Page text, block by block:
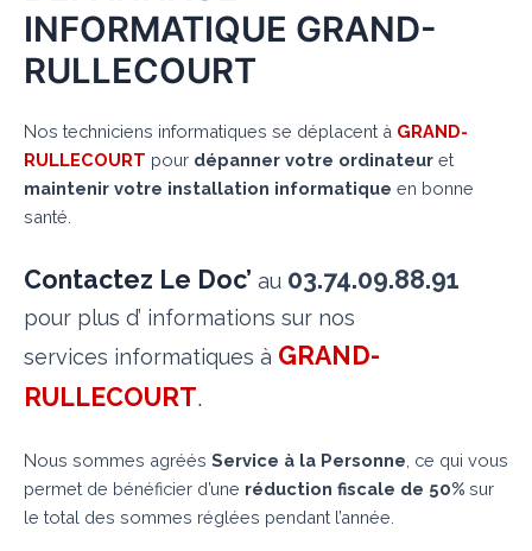
INFORMATIQUE GRAND-
RULLECOURT
Nos techniciens informatiques se déplacent à GRAND-
RULLECOURT pour dépanner votre ordinateur et
maintenir votre installation informatique en bonne
santé.
Contactez Le Doc’ au 03.74.09.88.91
pour plus d’ informations sur nos
services informatiques à GRAND-
RULLECOURT.
Nous sommes agréés Service à la Personne , ce qui vous
permet de bénéficier d’une réduction fiscale de 50% sur
le total des sommes réglées pendant l’année.